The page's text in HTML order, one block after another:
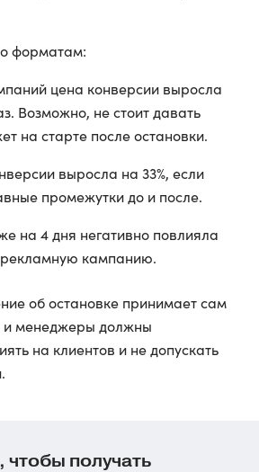
форматам:
цена конверсии выросла
Возможно, не стоит давать
на старте после остановки.
выросла на 33%, если
промежутки до и после.
на 4 дня негативно повлияла
кампанию.
об остановке принимает сам
и менеджеры должны
на клиентов и не допускать
получать